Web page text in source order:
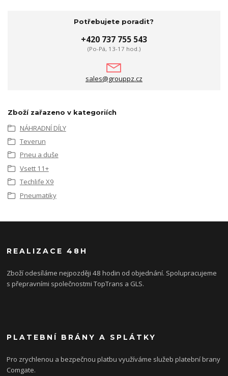
Potřebujete poradit?
+420 737 755 543
(Po-Pá, 13-17 hod.)
sales@grouppz.cz
Zboží zařazeno v kategoriích
NÁHRADNÍ DÍLY
Teverun
Pneu a duše
Vsett 11+
Techlife X9
Pneumatiky
REALIZACE 48H
Zboží odesíláme nejpozději 48 hodin od objednání. Spolupracujeme
s přepravními společnostmi TopTrans a GLS.
PLATEBNÍ BRÁNY A SPLÁTKY
Pro zrychlenou a bezpečnou platbu využíváme služeb platební brany
Comgate.